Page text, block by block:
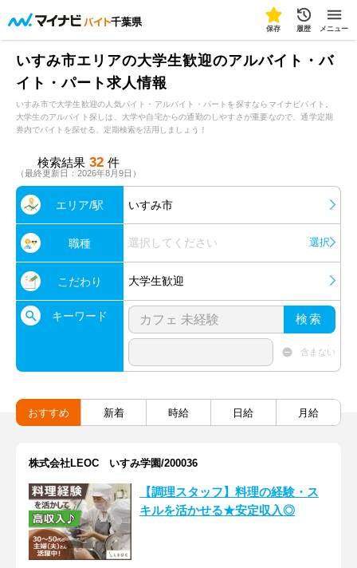
千葉県
保存 履歴 メニュー
いすみ市エリアの大学生歓迎のアルバイト・バ
イト・パート求人情報
いすみ市で大学生歓迎の人気バイト・アルバイト・パートを探すならマイナビバイト。
大学生のアルバイト探しは、大学や自宅からの通勤のしやすさが重要なので、通学定期
券内でバイトを探せる、定期検索を活用しましょう！
検索結果 32 件
（最終更新日：2026年8月9日）
エリア/駅 いすみ市
職種 選択してください 選択
こだわり 大学生歓迎
キーワード 検索
含まない
おすすめ 新着 時給 日給 月給
株式会社LEOC いすみ学園/200036
【調理スタッフ】料理の経験・ス
キルを活かせる★安定収入◎